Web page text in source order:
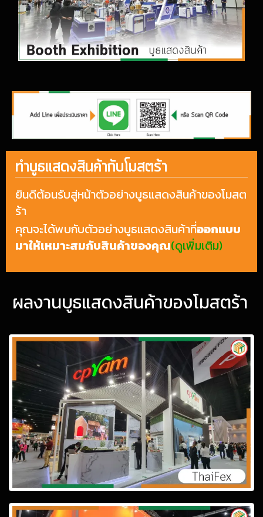
ทำบูธแสดงสินค้ากับโมสตร้า
ยินดีต้อนรับสู่หน้าตัวอย่างบูธแสดงสินค้าของโมสต
ร้า
คุณจะได้พบกับตัวอย่างบูธแสดงสินค้าที่ออกแบบ
มาให้เหมาะสมกับสินค้าของคุณ(ดูเพิ่มเติม)
ผลงานบูธแสดงสินค้าของโมสตร้า